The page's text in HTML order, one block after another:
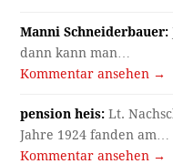
Manni Schneiderbauer:
dann kann man…
Kommentar ansehen →
pension heis: Lt.
Jahre 1924 fanden am…
Kommentar ansehen →